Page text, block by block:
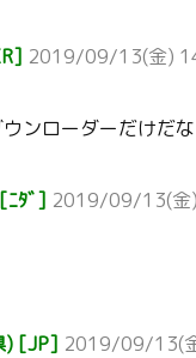
2019/09/13(金)
ンローダーだけだな
ﾆﾀﾞ] 2019/09/13(
) [JP] 2019/09/13(